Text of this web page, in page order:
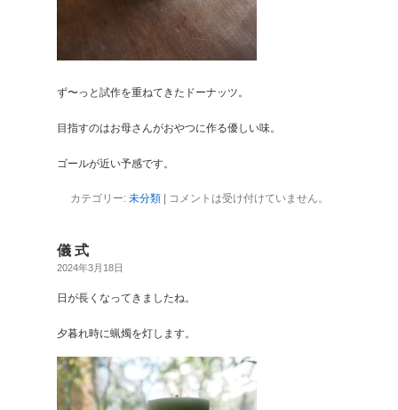
ず〜っと試作を重ねてきたドーナッツ。
目指すのはお母さんがおやつに作る優しい味。
ゴールが近い予感です。
カテゴリー: 未分類| コメントは受け付けていません。
儀 式
2024年3月18日
日が長くなってきましたね。
夕暮れ時に蝋燭を灯します。